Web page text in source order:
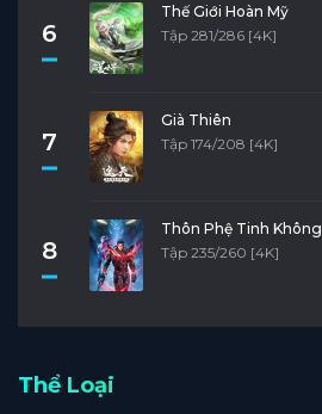
6
Thế Giới Hoàn Mỹ
Tập 281/286 [4K]
7
Già Thiên
Tập 174/208 [4K]
8
Thôn Phệ Tinh Không
Tập 235/260 [4K]
Thể Loại